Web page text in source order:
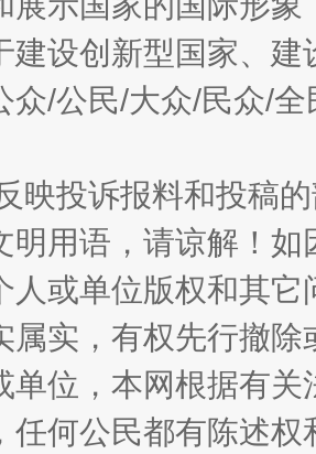
游的“隐身衣” 如何以
建安的艺术幻境
建设创新型国家、
众/公民/大众/民众/
映投诉报料和投稿
明用语，请谅解！
人或单位版权和其它
属实，有权先行撤
单位，本网根据有
任何公民都有陈述